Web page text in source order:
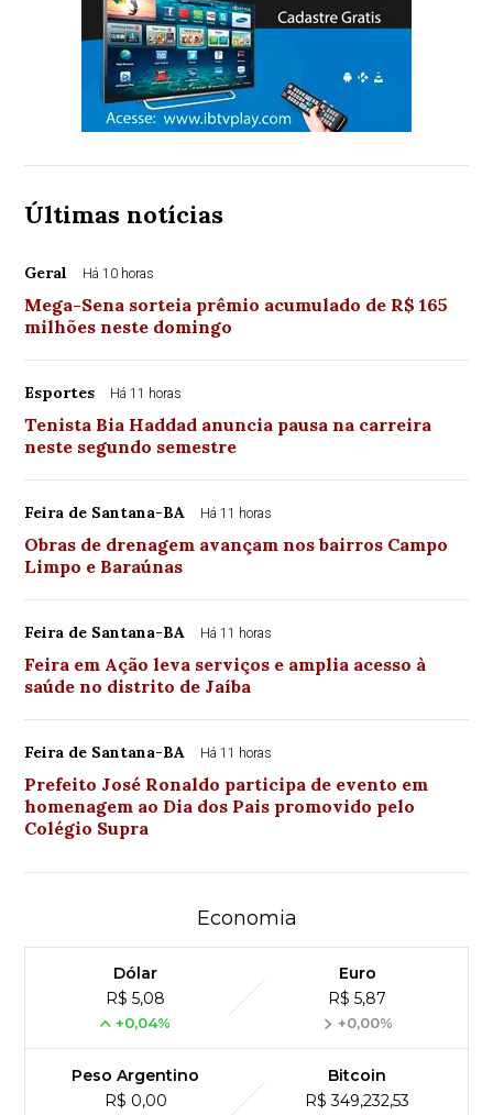
Últimas notícias
Geral Há 10 horas
Mega-Sena sorteia prêmio acumulado de R$ 165
milhões neste domingo
Esportes Há 11 horas
Tenista Bia Haddad anuncia pausa na carreira
neste segundo semestre
Feira de Santana-BA Há 11 horas
Obras de drenagem avançam nos bairros Campo
Limpo e Baraúnas
Feira de Santana-BA Há 11 horas
Feira em Ação leva serviços e amplia acesso à
saúde no distrito de Jaíba
Feira de Santana-BA Há 11 horas
Prefeito José Ronaldo participa de evento em
homenagem ao Dia dos Pais promovido pelo
Colégio Supra
Economia
Dólar
R$ 5,08
+0,04%
Euro
R$ 5,87
+0,00%
Peso Argentino
R$ 0,00
Bitcoin
R$ 349,232,53